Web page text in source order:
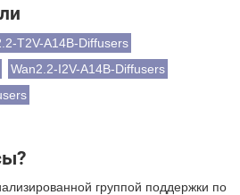
T2V-A14B-Diffusers
Wan2.2-I2V-A14B-Diffusers
группой поддержки по